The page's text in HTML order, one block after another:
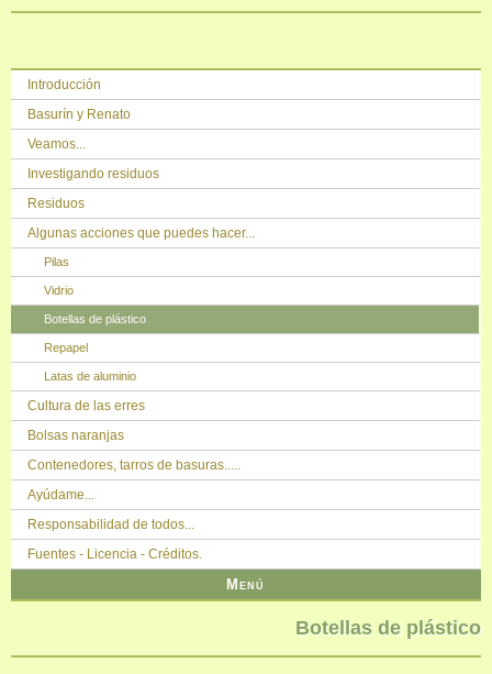
Introducción
Basurín y Renato
Veamos...
Investigando residuos
Residuos
Algunas acciones que puedes hacer...
Pilas
Vidrio
Botellas de plástico
Repapel
Latas de aluminio
Cultura de las erres
Bolsas naranjas
Contenedores, tarros de basuras.....
Ayúdame...
Responsabilidad de todos...
Fuentes - Licencia - Créditos.
Menú
Botellas de plástico